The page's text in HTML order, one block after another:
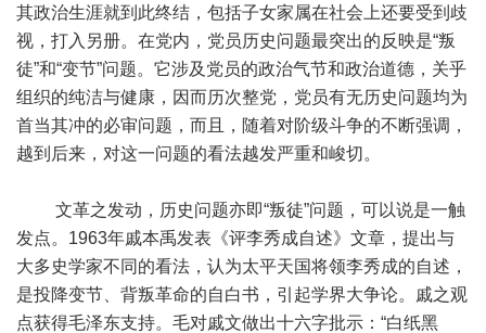
其政治生涯就到此终结，包括子女家属在社会上还要受到歧
视，打入另册。在党内，党员历史问题最突出的反映是“叛
徒”和“变节”问题。它涉及党员的政治气节和政治道德，关乎
组织的纯洁与健康，因而历次整党，党员有无历史问题均为
首当其冲的必审问题，而且，随着对阶级斗争的不断强调，
越到后来，对这一问题的看法越发严重和峻切。
文革之发动，历史问题亦即“叛徒”问题，可以说是一触
发点。1963年戚本禹发表《评李秀成自述》文章，提出与
大多史学家不同的看法，认为太平天国将领李秀成的自述，
是投降变节、背叛革命的自白书，引起学界大争论。戚之观
点获得毛泽东支持。毛对戚文做出十六字批示：“白纸黑